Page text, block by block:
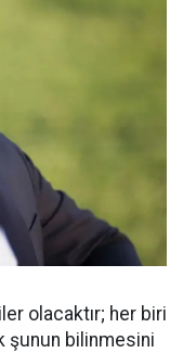
olacaktır; her biri
şunun bilinmesini